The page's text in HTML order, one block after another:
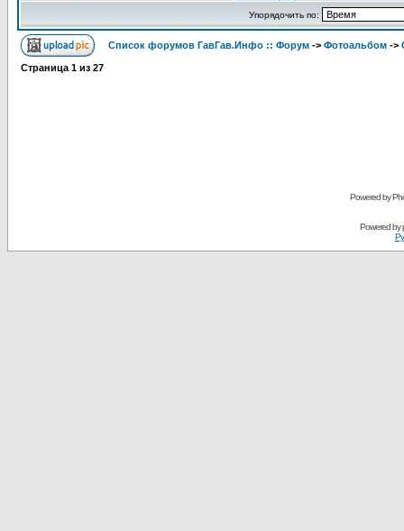
Упорядочить по:
Список форумов ГавГав.Инфо :: Форум -> Фотоальбом ->
Страница 1 из 27
Powered by
Powered by